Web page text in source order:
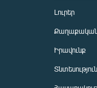
Լուրեր
Իրավունք
Տնտեսություն